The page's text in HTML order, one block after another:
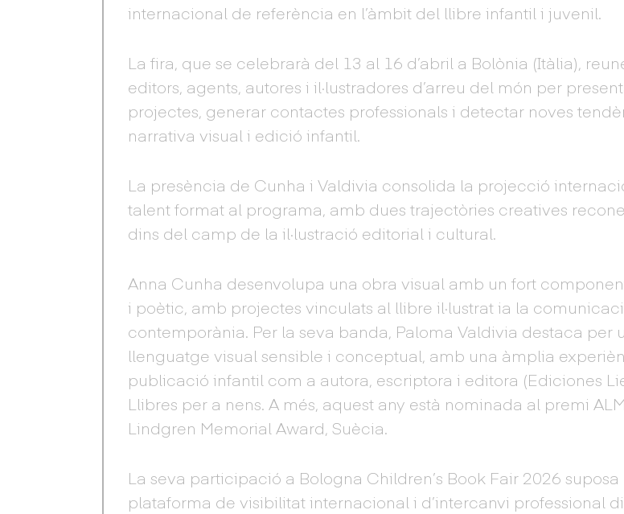
internacional de referència en l’àmbit del llibre infantil i juvenil.
La fira, que se celebrarà del 13 al 16 d’abril a Bolònia (Itàlia),
editors, agents, autores i il·lustradores d’arreu del món per
projectes, generar contactes professionals i detectar noves
narrativa visual i edició infantil.
La presència de Cunha i Valdivia consolida la projecció
talent format al programa, amb dues trajectòries creatives
dins del camp de la il·lustració editorial i cultural.
Anna Cunha desenvolupa una obra visual amb un fort
i poètic, amb projectes vinculats al llibre il·lustrat ia la
contemporània. Per la seva banda, Paloma Valdivia destaca per
llenguatge visual sensible i conceptual, amb una àmplia
publicació infantil com a autora, escriptora i editora (Ediciones
Llibres per a nens. A més, aquest any està nominada al premi
Lindgren Memorial Award, Suècia.
La seva participació a Bologna Children’s Book Fair 2026
plataforma de visibilitat internacional i d’intercanvi professional